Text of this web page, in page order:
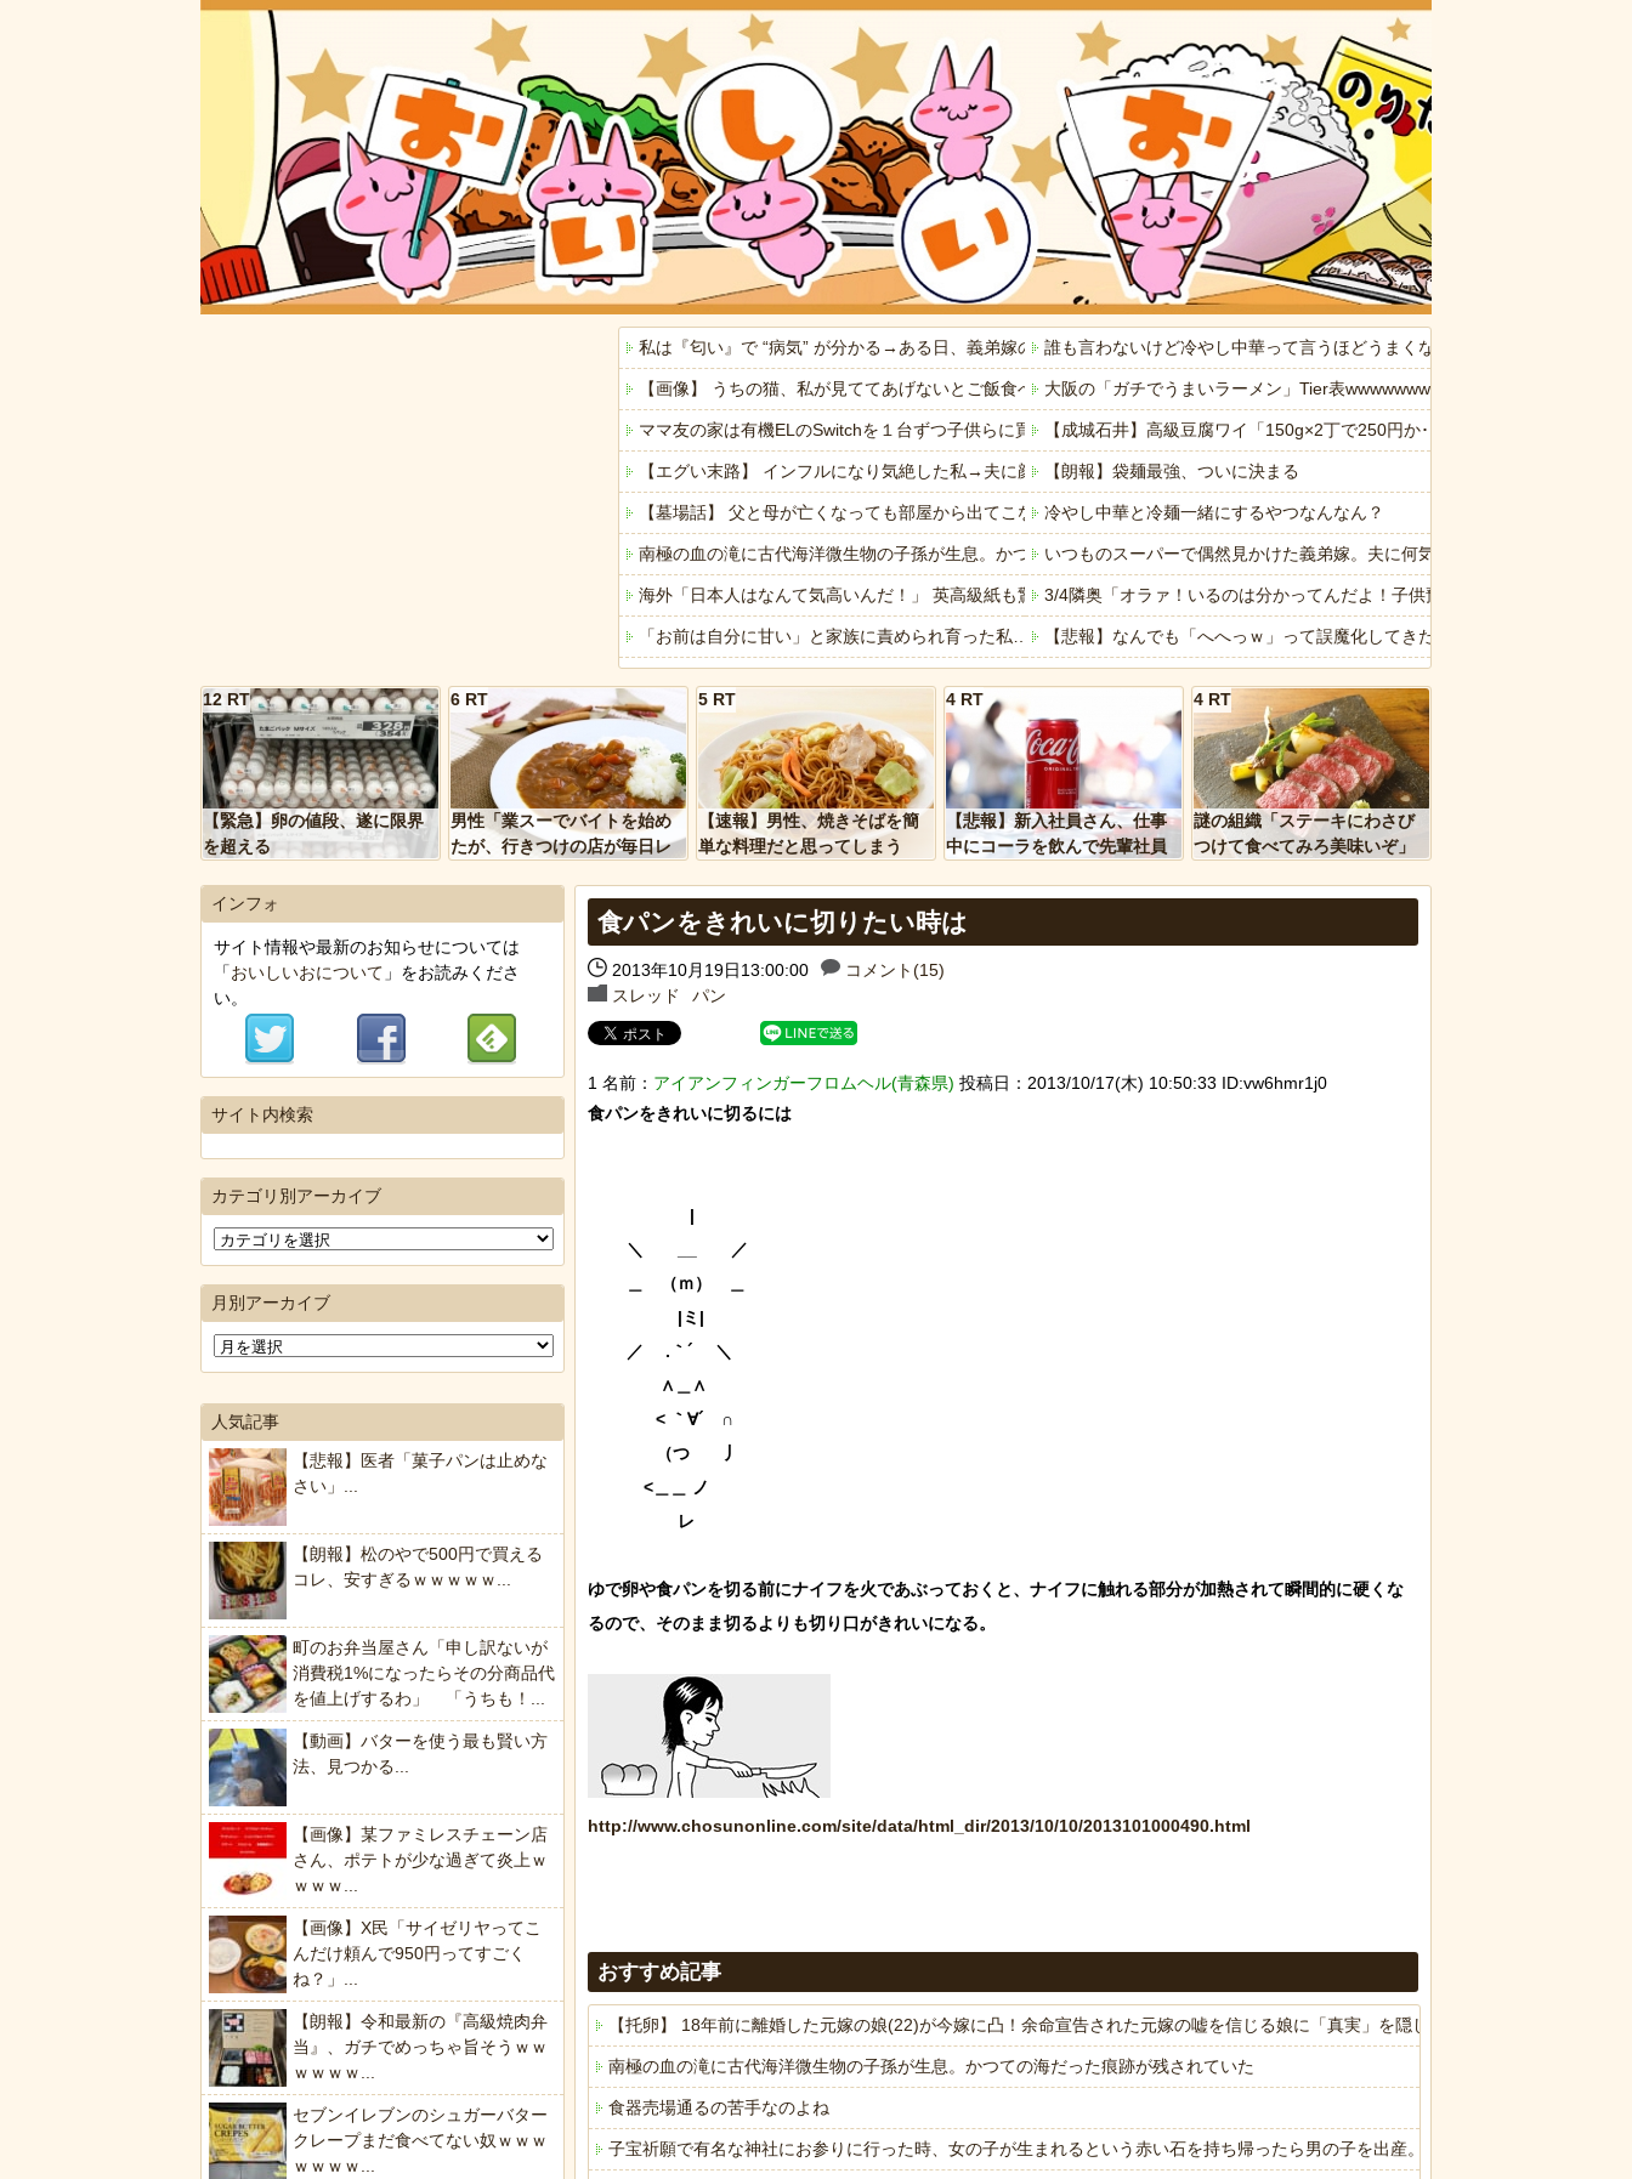
私は『匂い』で “病気” が分かる→ある日、義弟嫁の子供から「ガンの匂い」がし始めたので、夫経由で「ガンではないか」と伝
【画像】 うちの猫、私が見ててあげないとご飯食べないのなんでなん
ママ友の家は有機ELのSwitchを１台ずつ子供らに買ったの見て（カネモ…！）って思った
【エグい末路】 インフルになり気絶した私→夫に顔をはたかれ「病気だからって甘えるな！旦那様の為に家事をしろ！」夫が
【墓場話】 父と母が亡くなっても部屋から出てこない弟(30代)。問題は誰がこいつを引き取るか→結局遺産を全て弟に相続する
南極の血の滝に古代海洋微生物の子孫が生息。かつての海だった痕跡が残されていた
海外「日本人はなんて気高いんだ！」 英高級紙も驚愕した極限の中の日本人の姿に世界が衝撃
「お前は自分に甘い」と家族に責められ育った私…３０歳の時、真夏に重度の熱中症で救急搬送された結果→会社の人たちから
「ぞわっとした…」カルディで売っているコーヒーのパッケージが“一瞬怖い”と話題にwwww
【Mステ】西川貴教さん 魅惑のマーメイドすぎるｗｗｗｗｗｗｗｗ
「アメリカのヤンキーがアジア人にケンカを売った結果ｗｗｗ」 ほか
「あなたはアメリカを愛していますか」「はい」トランプ、国防総省職員数千人をウソ発見器にかける方針
ヒーローのサバイバルアクション Siege Survivors
【中国】パトカーの前で好演技www当たり屋やお煽り運転など盛りだくさん
誰も言わないけど冷やし中華って言うほどうまくないよね
大阪の「ガチでうまいラーメン」Tier表wwwwwww
【成城石井】高級豆腐ワイ「150g×2丁で250円か･･･高いけど美味そうだし
【朗報】袋麺最強、ついに決まる
冷やし中華と冷麺一緒にするやつなんなん？
いつものスーパーで偶然見かけた義弟嫁。夫に何気なくその話しただけな
3/4隣奥「オラァ！いるのは分かってんだよ！子供預かれ！(ドアケリー！
【悲報】なんでも「へへっｗ」って誤魔化してきたワイの末路がこちらｗｗ
生理の予定が８月６日なんだけど７月２９日にドバッと鮮血でたから生理か
レッドブルリザーブの角田裕毅、ケイナさんと一緒に酒蔵巡りをしている模
【動画】「昔のアイドルは個人情報がガバガバだった」を誇張した昭和風AI
「自転車のルール厳罰化！」← 正直なんの意味もなかった件ｗｗｗｗｗｗｗ
みんなは職場のBBQなに持ってけば嬉しい？
12 RT
【緊急】卵の値段、遂に限界
を超える
6 RT
男性「業スーでバイトを始め
たが、行きつけの店が毎日レ
5 RT
【速報】男性、焼きそばを簡
単な料理だと思ってしまう
4 RT
【悲報】新入社員さん、仕事
中にコーラを飲んで先輩社員
4 RT
謎の組織「ステーキにわさび
つけて食べてみろ美味いぞ」
食パンをきれいに切りたい時は
2013年10月19日13:00:00
コメント(15)
スレッド
パン
1 名前： アイアンフィンガーフロムヘル(青森県) 投稿日：2013/10/17(木) 10:50:33 ID:vw6hmr1j0
食パンをきれいに切るには
|
＼　　__　　／
＿　（ｍ）　＿
|ミ|
／ 　.｀´　 ＼
∧＿∧
< ｀∀´　∩
（つ　　丿
<＿＿ ノ
レ
ゆで卵や食パンを切る前にナイフを火であぶっておくと、ナイフに触れる部分が加熱されて瞬間的に硬くな
るので、そのまま切るよりも切り口がきれいになる。
http://www.chosunonline.com/site/data/html_dir/2013/10/10/2013101000490.html
おすすめ記事
【托卵】 18年前に離婚した元嫁の娘(22)が今嫁に凸！余命宣告された元嫁の嘘を信じる娘に「真実」を隠し続ける俺へ、スレ民から
南極の血の滝に古代海洋微生物の子孫が生息。かつての海だった痕跡が残されていた
食器売場通るの苦手なのよね
子宝祈願で有名な神社にお参りに行った時、女の子が生まれるという赤い石を持ち帰ったら男の子を出産。しばらくしてお礼も兼ね
インフォ
サイト情報や最新のお知らせについては
「おいしいおについて 」をお読みくださ
い。
サイト内検索
カテゴリ別アーカイブ
月別アーカイブ
人気記事
【悲報】医者「菓子パンは止めな
さい」...
【朗報】松のやで500円で買える
コレ、安すぎるｗｗｗｗｗ...
町のお弁当屋さん「申し訳ないが
消費税1%になったらその分商品代
を値上げするわ」 「うちも！...
【動画】バターを使う最も賢い方
法、見つかる...
【画像】某ファミレスチェーン店
さん、ポテトが少な過ぎて炎上ｗ
ｗｗｗ...
【画像】X民「サイゼリヤってこ
んだけ頼んで950円ってすごく
ね？」...
【朗報】令和最新の『高級焼肉弁
当』、ガチでめっちゃ旨そうｗｗ
ｗｗｗｗ...
セブンイレブンのシュガーバター
クレープまだ食べてない奴ｗｗｗ
ｗｗｗｗ...